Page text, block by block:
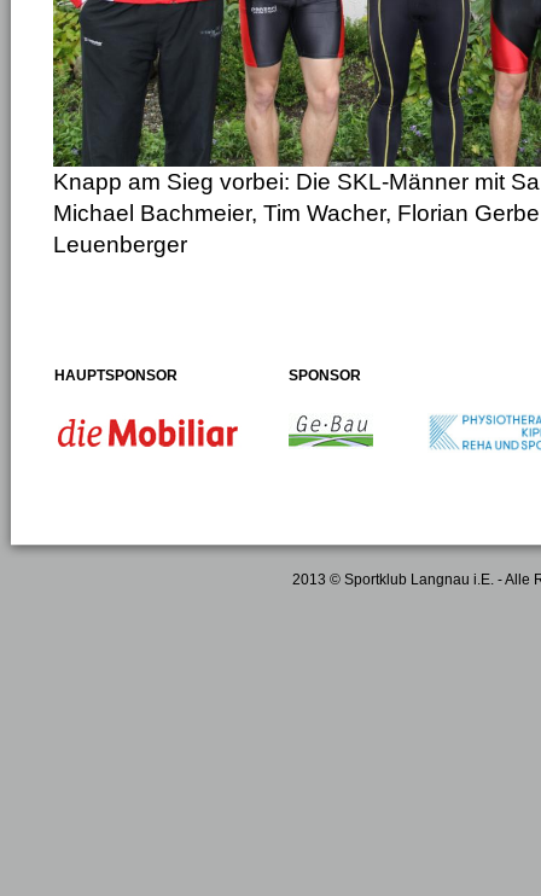
Knapp am Sieg vorbei: Die SKL-Männer mit
Michael Bachmeier, Tim Wacher, Florian
Leuenberger
HAUPTSPONSOR SPONSOR
2013 © Sportklub Langnau i.E. - Alle